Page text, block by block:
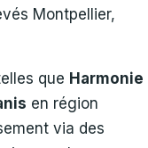
Montpellier,
que Harmonie
en région
via des